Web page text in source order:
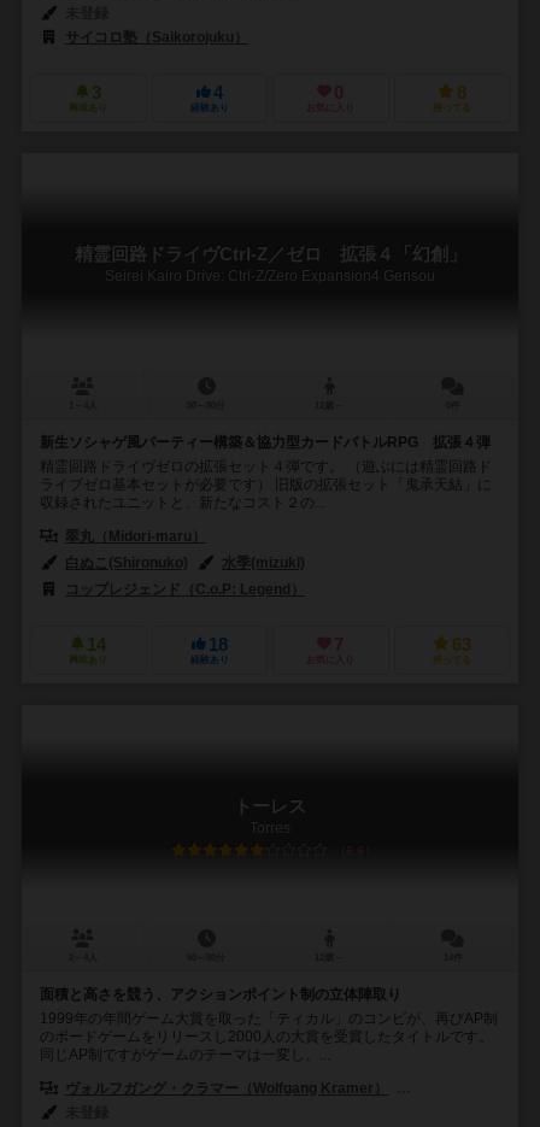
サイコロ塾（Saikorojuku）
3
興味あり
4
経験あり
0
お気に入り
8
持ってる
精霊回路ドライヴCtrl-Z／ゼロ 拡張４「幻創」
Seirei Kairo Drive: Ctrl-Z/Zero Expansion4 Gensou
新生ソシャゲ風パーティー構築＆協力型カードバトルRPG 拡張４弾
精霊回路ドライヴゼロの拡張セット４弾です。 （遊ぶには精霊回路ド
ライブゼロ基本セットが必要です） 旧版の拡張セット「鬼承天結」に
収録されたユニットと、新たなコスト２の...
翠丸（Midori-maru）
白ぬこ(Shironuko)
水季(mizuki)
コップレジェンド（C.o.P: Legend）
14
興味あり
18
経験あり
7
お気に入り
63
持ってる
トーレス
Torres
6.6
面積と高さを競う、アクションポイント制の立体陣取り
1999年の年間ゲーム大賞を取った「ティカル」のコンビが、再びAP制
のボードゲームをリリースし2000人の大賞を受賞したタイトルです。
同じAP制ですがゲームのテーマは一変し、...
ヴォルフガング・クラマー（Wolfgang Kramer）